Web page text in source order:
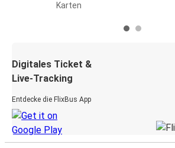
Karten
Digitales Ticket &
Live-Tracking
Entdecke die FlixBus App